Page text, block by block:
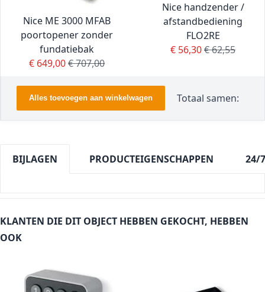
Nice ME 3000 MFAB
poortopener zonder
fundatiebak
Special Price
€ 649,00Regular Price
€ 707,00
Nice handzender /
afstandbediening
FLO2RE
Special Price
€ 56,30Regular Price
€ 62,55
Alles toevoegen aan winkelwagen Totaal samen:
BIJLAGEN PRODUCTEIGENSCHAPPEN 24/
KLANTEN DIE DIT OBJECT HEBBEN GEKOCHT, HEBBEN
OOK